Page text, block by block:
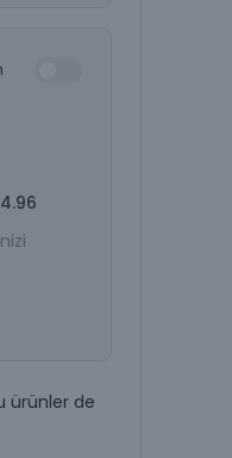
ürünler de